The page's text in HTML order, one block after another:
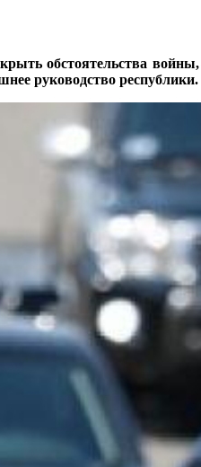
обстоятельства
руководство